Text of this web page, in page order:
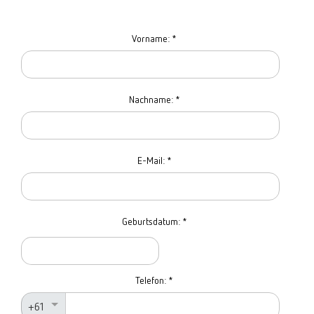
Vorname:*
Nachname:*
E-Mail:*
Geburtsdatum:*
Telefon:*
+61